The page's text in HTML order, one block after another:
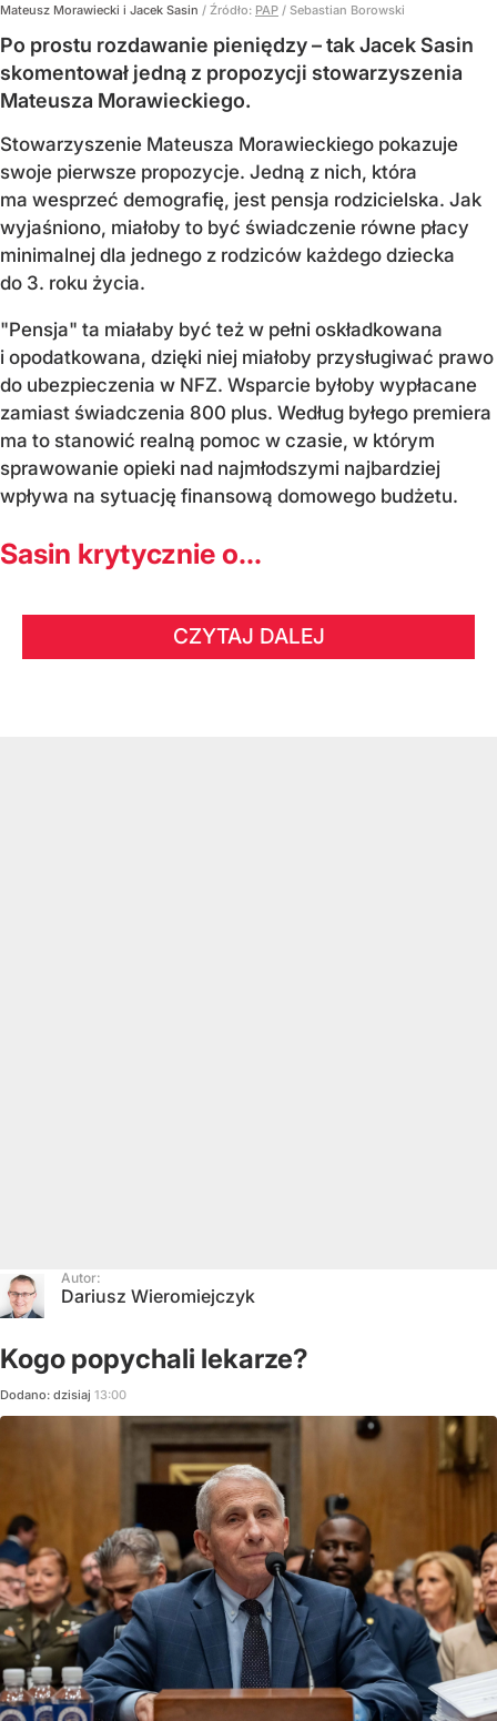
Mateusz Morawiecki i Jacek Sasin / Źródło: PAP / Sebastian Borowski
Po prostu rozdawanie pieniędzy – tak Jacek Sasin
skomentował jedną z propozycji stowarzyszenia
Mateusza Morawieckiego.
Stowarzyszenie Mateusza Morawieckiego pokazuje
swoje pierwsze propozycje. Jedną z nich, która
ma wesprzeć demografię, jest pensja rodzicielska. Jak
wyjaśniono, miałoby to być świadczenie równe płacy
minimalnej dla jednego z rodziców każdego dziecka
do 3. roku życia.
"Pensja" ta miałaby być też w pełni oskładkowana
i opodatkowana, dzięki niej miałoby przysługiwać prawo
do ubezpieczenia w NFZ. Wsparcie byłoby wypłacane
zamiast świadczenia 800 plus. Według byłego premiera
ma to stanowić realną pomoc w czasie, w którym
sprawowanie opieki nad najmłodszymi najbardziej
wpływa na sytuację finansową domowego budżetu.
Sasin krytycznie o...
CZYTAJ DALEJ
Autor:
Dariusz Wieromiejczyk
Kogo popychali lekarze?
Dodano: dzisiaj 13:00